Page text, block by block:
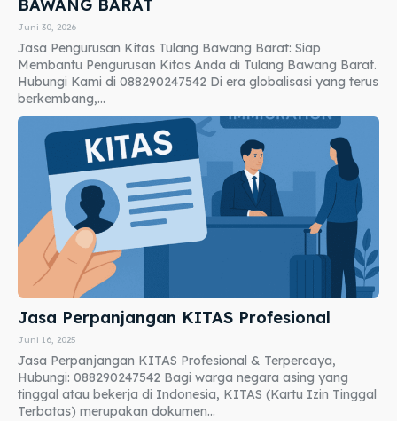
BAWANG BARAT
Juni 30, 2026
Jasa Pengurusan Kitas Tulang Bawang Barat: Siap
Membantu Pengurusan Kitas Anda di Tulang Bawang Barat.
Hubungi Kami di 088290247542 Di era globalisasi yang terus
berkembang,...
Jasa Perpanjangan KITAS Profesional
Juni 16, 2025
Jasa Perpanjangan KITAS Profesional & Terpercaya,
Hubungi: 088290247542 Bagi warga negara asing yang
tinggal atau bekerja di Indonesia, KITAS (Kartu Izin Tinggal
Terbatas) merupakan dokumen...